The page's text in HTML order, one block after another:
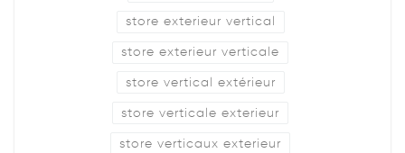
store exterieur vertical
store exterieur verticale
store vertical extérieur
store verticale exterieur
store verticaux exterieur